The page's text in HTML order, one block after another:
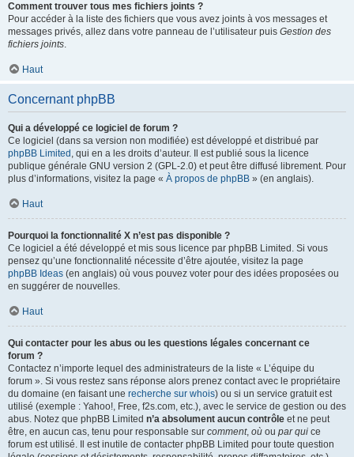
Comment trouver tous mes fichiers joints ?
Pour accéder à la liste des fichiers que vous avez joints à vos messages et
messages privés, allez dans votre panneau de l’utilisateur puis Gestion des
fichiers joints.
Haut
Concernant phpBB
Qui a développé ce logiciel de forum ?
Ce logiciel (dans sa version non modifiée) est développé et distribué par
phpBB Limited , qui en a les droits d’auteur. Il est publié sous la licence
publique générale GNU version 2 (GPL-2.0) et peut être diffusé librement. Pour
plus d’informations, visitez la page « À propos de phpBB » (en anglais).
Haut
Pourquoi la fonctionnalité X n’est pas disponible ?
Ce logiciel a été développé et mis sous licence par phpBB Limited. Si vous
pensez qu’une fonctionnalité nécessite d’être ajoutée, visitez la page
phpBB Ideas (en anglais) où vous pouvez voter pour des idées proposées ou
en suggérer de nouvelles.
Haut
Qui contacter pour les abus ou les questions légales concernant ce
forum ?
Contactez n’importe lequel des administrateurs de la liste « L’équipe du
forum ». Si vous restez sans réponse alors prenez contact avec le propriétaire
du domaine (en faisant une recherche sur whois) ou si un service gratuit est
utilisé (exemple : Yahoo!, Free, f2s.com, etc.), avec le service de gestion ou des
abus. Notez que phpBB Limited n’a absolument aucun contrôle et ne peut
être, en aucun cas, tenu pour responsable sur comment, où ou par qui ce
forum est utilisé. Il est inutile de contacter phpBB Limited pour toute question